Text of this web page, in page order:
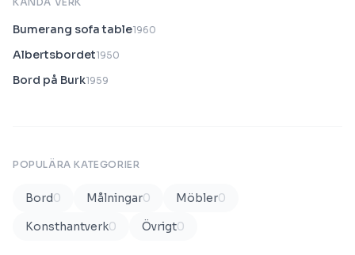
Bumerang sofa table1960
Albertsbordet1950
Bord på Burk1959
POPULÄRA KATEGORIER
Bord0 Målningar0 Möbler0
Konsthantverk0 Övrigt0